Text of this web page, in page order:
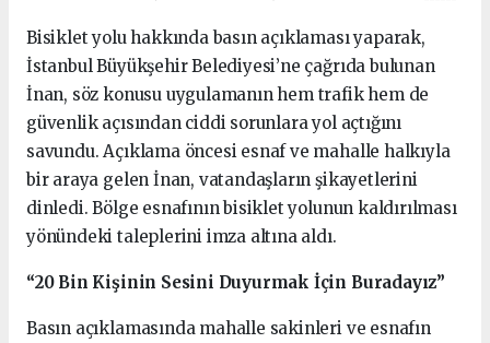
Bisiklet yolu hakkında basın açıklaması yaparak,
İstanbul Büyükşehir Belediyesi’ne çağrıda bulunan
İnan, söz konusu uygulamanın hem trafik hem de
güvenlik açısından ciddi sorunlara yol açtığını
savundu. Açıklama öncesi esnaf ve mahalle halkıyla
bir araya gelen İnan, vatandaşların şikayetlerini
dinledi. Bölge esnafının bisiklet yolunun kaldırılması
yönündeki taleplerini imza altına aldı.
“20 Bin Kişinin Sesini Duyurmak İçin Buradayız”
Basın açıklamasında mahalle sakinleri ve esnafın